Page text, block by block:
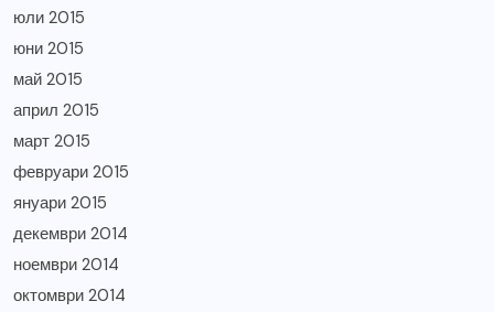
юли 2015
юни 2015
май 2015
април 2015
март 2015
февруари 2015
януари 2015
декември 2014
ноември 2014
октомври 2014